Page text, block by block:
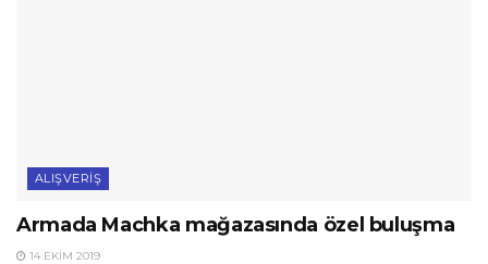
ALIŞVERIŞ
Armada Machka mağazasında özel buluşma
14 EKIM 2019